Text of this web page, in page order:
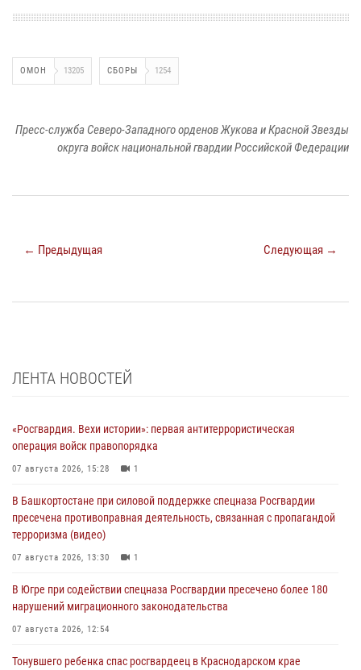
ОМОН 13205 СБОРЫ 1254
Пресс-служба Северо-Западного орденов Жукова и Красной Звезды
округа войск национальной гвардии Российской Федерации
← Предыдущая Следующая →
ЛЕНТА НОВОСТЕЙ
«Росгвардия. Вехи истории»: первая антитеррористическая
операция войск правопорядка
07 августа 2026, 15:28 1
В Башкортостане при силовой поддержке спецназа Росгвардии
пресечена противоправная деятельность, связанная с пропагандой
терроризма (видео)
07 августа 2026, 13:30 1
В Югре при содействии спецназа Росгвардии пресечено более 180
нарушений миграционного законодательства
07 августа 2026, 12:54
Тонувшего ребенка спас росгвардеец в Краснодарском крае